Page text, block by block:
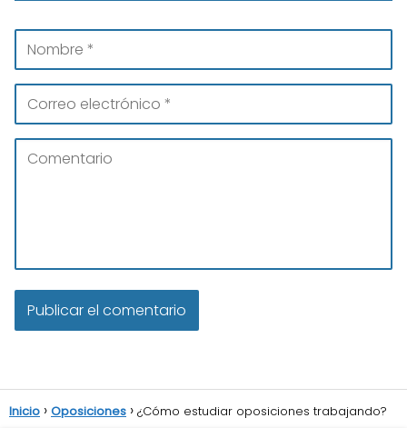
Inicio Oposiciones ¿Cómo estudiar oposiciones trabajando?